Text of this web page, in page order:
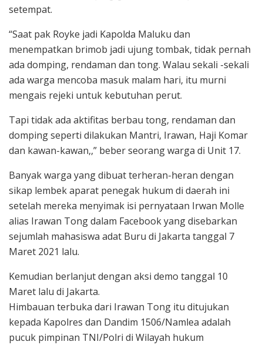
setempat.
“Saat pak Royke jadi Kapolda Maluku dan
menempatkan brimob jadi ujung tombak, tidak pernah
ada domping, rendaman dan tong. Walau sekali -sekali
ada warga mencoba masuk malam hari, itu murni
mengais rejeki untuk kebutuhan perut.
Tapi tidak ada aktifitas berbau tong, rendaman dan
domping seperti dilakukan Mantri, Irawan, Haji Komar
dan kawan-kawan,,” beber seorang warga di Unit 17.
Banyak warga yang dibuat terheran-heran dengan
sikap lembek aparat penegak hukum di daerah ini
setelah mereka menyimak isi pernyataan Irwan Molle
alias Irawan Tong dalam Facebook yang disebarkan
sejumlah mahasiswa adat Buru di Jakarta tanggal 7
Maret 2021 lalu.
Kemudian berlanjut dengan aksi demo tanggal 10
Maret lalu di Jakarta.
Himbauan terbuka dari Irawan Tong itu ditujukan
kepada Kapolres dan Dandim 1506/Namlea adalah
pucuk pimpinan TNI/Polri di Wilayah hukum